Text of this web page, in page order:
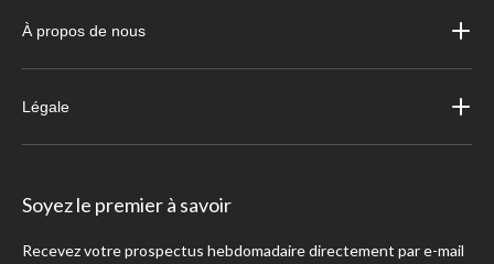
À propos de nous
Légale
Soyez le premier à savoir
Recevez votre prospectus hebdomadaire directement par e-mail